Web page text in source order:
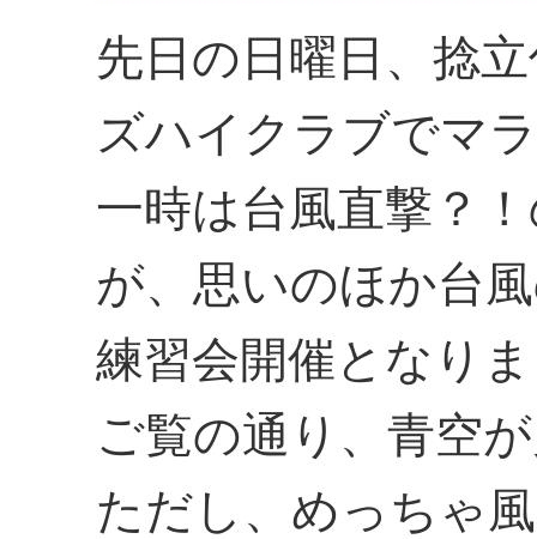
先日の日曜日、捻
ズハイクラブでマ
一時は台風直撃？
が、思いのほか台
練習会開催となり
ご覧の通り、青空
ただし、めっちゃ